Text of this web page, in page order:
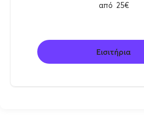
από 25€
Εισιτήρια